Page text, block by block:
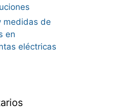
medidas de
en
eléctricas